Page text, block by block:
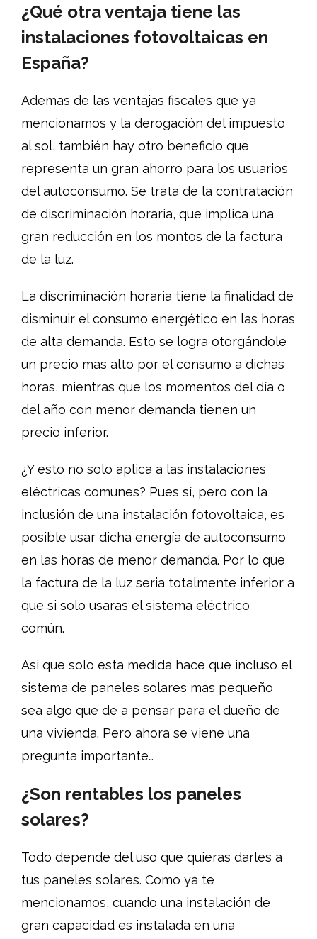
¿Qué otra ventaja tiene las
instalaciones fotovoltaicas en
España?
Ademas de las ventajas fiscales que ya
mencionamos y la derogación del impuesto
al sol, también hay otro beneficio que
representa un gran ahorro para los usuarios
del autoconsumo. Se trata de la contratación
de discriminación horaria, que implica una
gran reducción en los montos de la factura
de la luz.
La discriminación horaria tiene la finalidad de
disminuir el consumo energético en las horas
de alta demanda. Esto se logra otorgándole
un precio mas alto por el consumo a dichas
horas, mientras que los momentos del día o
del año con menor demanda tienen un
precio inferior.
¿Y esto no solo aplica a las instalaciones
eléctricas comunes? Pues sí, pero con la
inclusión de una instalación fotovoltaica, es
posible usar dicha energía de autoconsumo
en las horas de menor demanda. Por lo que
la factura de la luz seria totalmente inferior a
que si solo usaras el sistema eléctrico
común.
Asi que solo esta medida hace que incluso el
sistema de paneles solares mas pequeño
sea algo que de a pensar para el dueño de
una vivienda. Pero ahora se viene una
pregunta importante…
¿Son rentables los paneles
solares?
Todo depende del uso que quieras darles a
tus paneles solares. Como ya te
mencionamos, cuando una instalación de
gran capacidad es instalada en una